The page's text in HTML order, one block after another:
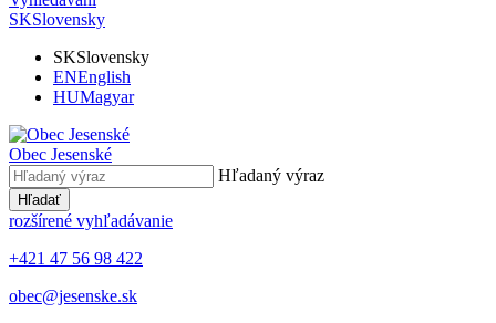
SKSlovensky
SKSlovensky
ENEnglish
HUMagyar
Obec Jesenské
Hľadaný výraz
Hľadať
rozšírené vyhľadávanie
+421 47 56 98 422
obec@jesenske.sk